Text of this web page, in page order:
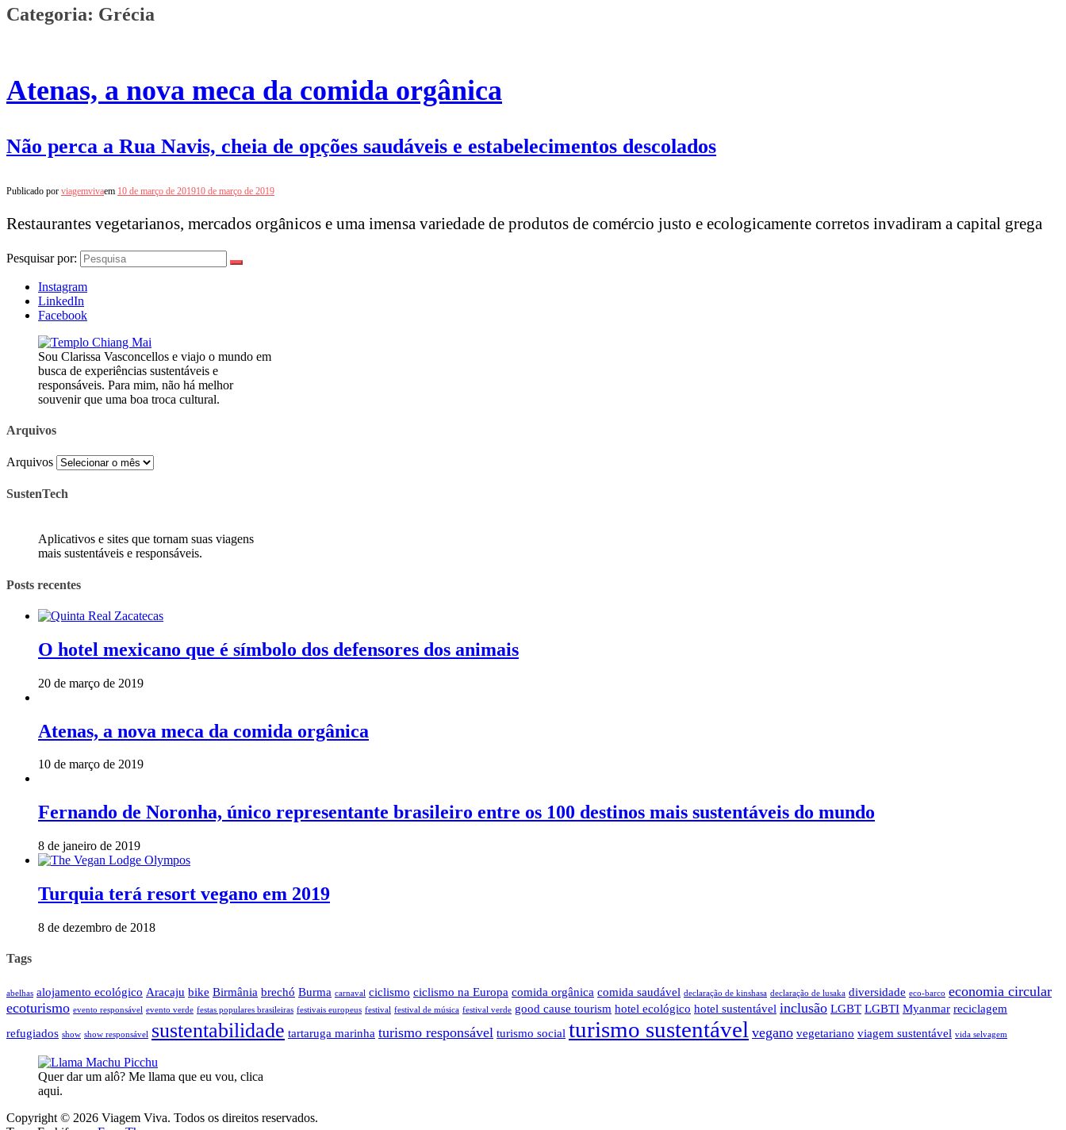
Categoria: Grécia
Atenas, a nova meca da comida orgânica
Não perca a Rua Navis, cheia de opções saudáveis e estabelecimentos descolados
Publicado por viagemvivaem 10 de março de 201910 de março de 2019
Restaurantes vegetarianos, mercados orgânicos e uma imensa variedade de produtos de comércio justo e ecologicamente corretos invadiram a capital grega
Pesquisar por:
Instagram
LinkedIn
Facebook
Sou Clarissa Vasconcellos e viajo o mundo em
busca de experiências sustentáveis e
responsáveis. Para mim, não há melhor
souvenir que uma boa troca cultural.
Arquivos
Arquivos
SustenTech
Aplicativos e sites que tornam suas viagens
mais sustentáveis e responsáveis.
Posts recentes
O hotel mexicano que é símbolo dos defensores dos animais
20 de março de 2019
Atenas, a nova meca da comida orgânica
10 de março de 2019
Fernando de Noronha, único representante brasileiro entre os 100 destinos mais sustentáveis do mundo
8 de janeiro de 2019
Turquia terá resort vegano em 2019
8 de dezembro de 2018
Tags
abelhas alojamento ecológico Aracaju bike Birmânia brechó Burma carnaval ciclismo ciclismo na Europa comida orgânica comida saudável declaração de kinshasa declaração de lusaka diversidade eco-barco economia circular
ecoturismo evento responsável evento verde festas populares brasileiras festivais europeus festival festival de música festival verde good cause tourism hotel ecológico hotel sustentável inclusão LGBT LGBTI Myanmar reciclagem
refugiados show show responsável sustentabilidade tartaruga marinha turismo responsável turismo social turismo sustentável vegano vegetariano viagem sustentável vida selvagem
Quer dar um alô? Me llama que eu vou, clica
aqui.
Copyright © 2026 Viagem Viva. Todos os direitos reservados.